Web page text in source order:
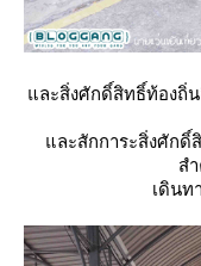
ละสิ่งศักดิ์สิทธิ์ท้องถิ่น
ละสักการะสิ่งศักดิ์
ส
เดินท